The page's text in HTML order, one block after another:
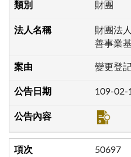
財團
財團法
善事業
變更登
109-02-
50697